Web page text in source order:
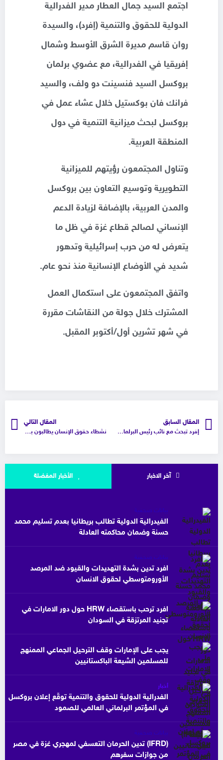
اجتمع السيد جمال العطار مدير الفدرالية
الدولية للحقوق والتنمية (إفرد)، والسيدة
روان قاسم مديرة الشرق الأوسط وشمال
إفريقيا في الفدرالية، مع عضوي برلمان
بروكسل السيد فنسينت دو ولف، والسيد
فرانك فان بوكستيل خلال عشاء عمل في
بروكسل لبحث ميزانية التنمية في دول
المنطقة العربية.
وتناول المجتمعون رؤيتهم للميزانية
التطويرية وتوسيع التعاون بين بروكسل
والمدن العربية، بالإضافة لزيادة الدعم
الإنساني لصالح قطاع غزة في ظل ما
يتعرض له من حرب إسرائيلية وتدهور
شديد في الأوضاع الإنسانية منذ نحو عام.
واتفق المجتمعون على استكمال العمل
المشترك خلال جولة من النقاشات مقررة
في شهر تشرين أول/أكتوبر المقبل.
المقال السابق
إفرد تبحث مع نائب رئيس البرلمان الأوروبي استراتيجيات العمل للسنوات الخمسة القادمة
المقال التالي
نشطاء حقوق الإنسان يطالبون بالتحرك أمام سفارة الإمارات في بروكسل
آخر الاخبار الأخبار المفضلة
بيانات صحفية
الفيدرالية الدولية تطالب بريطانيا بعدم تسليم محمد
حسنة وضمان محاكمته العادلة
بيانات صحفية
افرد تدين بشدة التهديدات والقيود ضد المرصد
الأورومتوسطي لحقوق الانسان
افرد ترحب باستقصاء HRW حول دور الامارات في
تجنيد المرتزقة في السودان
يجب على الإمارات وقف الترحيل الجماعي الممنهج
للمسلمين الشيعة الباكستانيين
أخبار
الفدرالية الدولية للحقوق والتنمية توقّع إعلان بروكسل
في المؤتمر البرلماني العالمي للصمود
بيانات صحفية
(IFRD) تدين الحرمان التعسفي لمهجري غزة في مصر
من جوازات سفرهم